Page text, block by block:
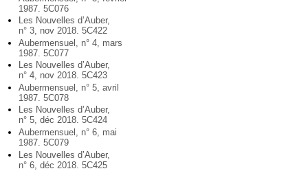
1987. 5C076
Les Nouvelles d’Auber,
n° 3, nov 2018. 5C422
Aubermensuel, n° 4, mars
1987. 5C077
Les Nouvelles d’Auber,
n° 4, nov 2018. 5C423
Aubermensuel, n° 5, avril
1987. 5C078
Les Nouvelles d’Auber,
n° 5, déc 2018. 5C424
Aubermensuel, n° 6, mai
1987. 5C079
Les Nouvelles d’Auber,
n° 6, déc 2018. 5C425